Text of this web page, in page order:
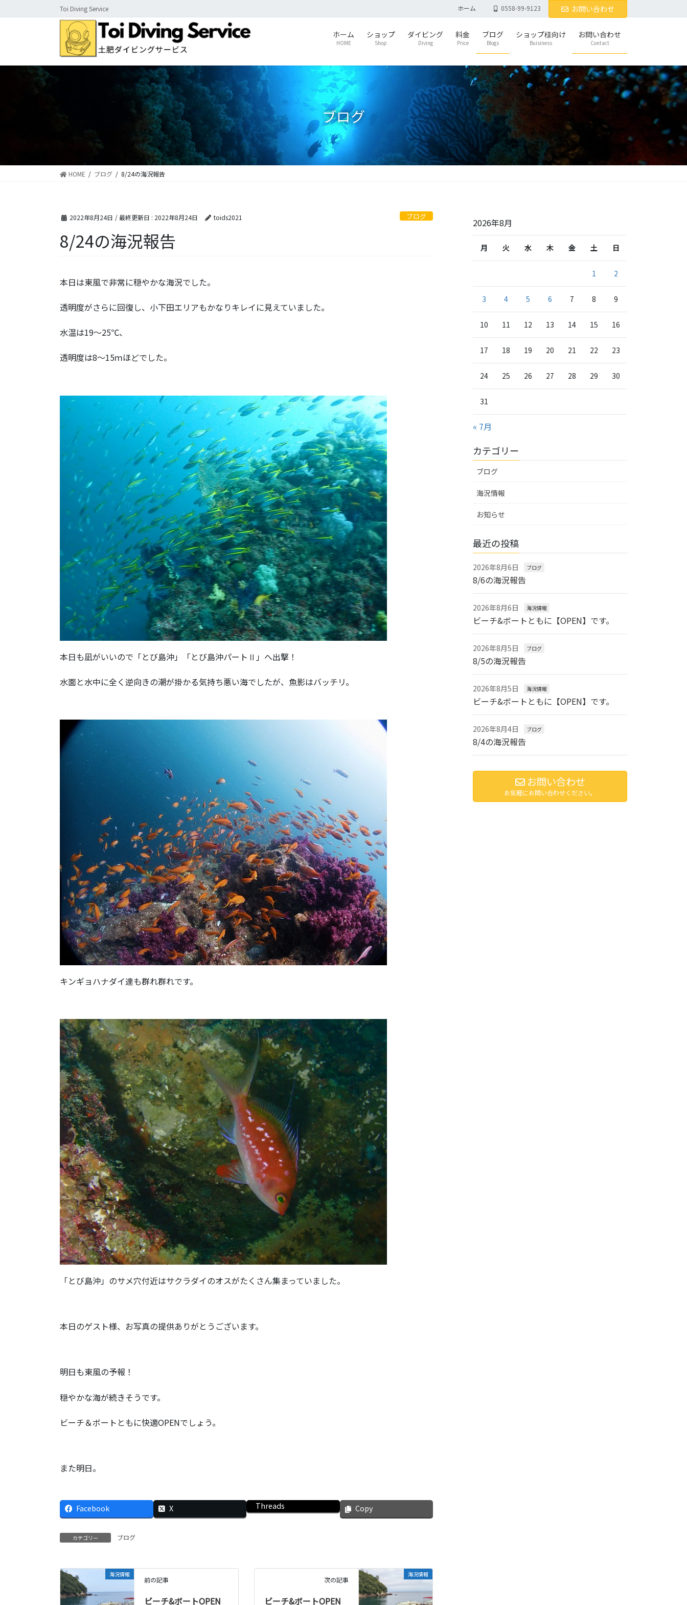
ン
に
ビ
ョ
Toi Diving Service ホーム 0558-99-9123 お問い合わせ
ホーム
HOME
ショップ
Shop
ダイビング
Diving
料金
Price
ブログ
Blogs
ショップ様向け
Buisiness
お問い合わせ
Contact
ブログ
HOME ブログ 8/24の海況報告
2022年8月24日 / 最終更新日 : 2022年8月24日 toids2021 ブログ
8/24の海況報告
本日は東風で非常に穏やかな海況でした。
透明度がさらに回復し、小下田エリアもかなりキレイに見えていました。
水温は19～25℃、
透明度は8～15ｍほどでした。
本日も凪がいいので「とび島沖」「とび島沖パートⅡ」へ出撃！
水面と水中に全く逆向きの潮が掛かる気持ち悪い海でしたが、魚影はバッチリ。
キンギョハナダイ達も群れ群れです。
「とび島沖」のサメ穴付近はサクラダイのオスがたくさん集まっていました。
本日のゲスト様、お写真の提供ありがとうございます。
明日も東風の予報！
穏やかな海が続きそうです。
ビーチ＆ボートともに快適OPENでしょう。
また明日。
Facebook X Threads Copy
カテゴリー ブログ
海況情報
前の記事
ビーチ&ボートOPEN
海況情報
次の記事
ビーチ&ボートOPEN
2026年8月
月 火 水 木 金 土 日
1 2
3 4 5 6 7 8 9
10 11 12 13 14 15 16
17 18 19 20 21 22 23
24 25 26 27 28 29 30
31
« 7月
カテゴリー
ブログ
海況情報
お知らせ
最近の投稿
2026年8月6日 ブログ
8/6の海況報告
2026年8月6日 海況情報
ビーチ&ボートともに【OPEN】です。
2026年8月5日 ブログ
8/5の海況報告
2026年8月5日 海況情報
ビーチ&ボートともに【OPEN】です。
2026年8月4日 ブログ
8/4の海況報告
お問い合わせ
お気軽にお問い合わせください。